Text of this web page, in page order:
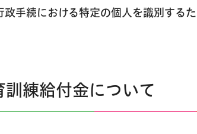
手続における特定の個人を識別する
練給付金について